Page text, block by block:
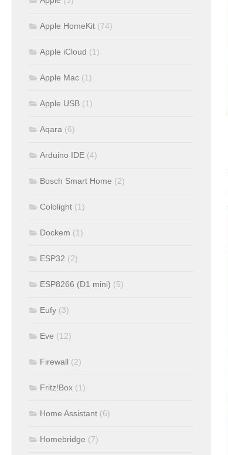
Apple HomeKit (74)
Apple iCloud (1)
Apple Mac (1)
Apple USB (1)
Aqara (6)
Arduino IDE (4)
Bosch Smart Home (2)
Cololight (1)
Dockem (1)
ESP32 (2)
ESP8266 (D1 mini) (5)
Eufy (3)
Eve (12)
Firewall (2)
Fritz!Box (1)
Home Assistant (6)
Homebridge (7)